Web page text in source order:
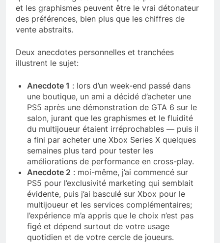
et les graphismes peuvent être le vrai détonateur
des préférences, bien plus que les chiffres de
vente abstraits.
Deux anecdotes personnelles et tranchées
illustrent le sujet:
Anecdote 1 : lors d’un week-end passé dans
une boutique, un ami a décidé d’acheter une
PS5 après une démonstration de GTA 6 sur le
salon, jurant que les graphismes et le fluidité
du multijoueur étaient irréprochables — puis il
a fini par acheter une Xbox Series X quelques
semaines plus tard pour tester les
améliorations de performance en cross-play.
Anecdote 2 : moi-même, j’ai commencé sur
PS5 pour l’exclusivité marketing qui semblait
évidente, puis j’ai basculé sur Xbox pour le
multijoueur et les services complémentaires;
l’expérience m’a appris que le choix n’est pas
figé et dépend surtout de votre usage
quotidien et de votre cercle de joueurs.